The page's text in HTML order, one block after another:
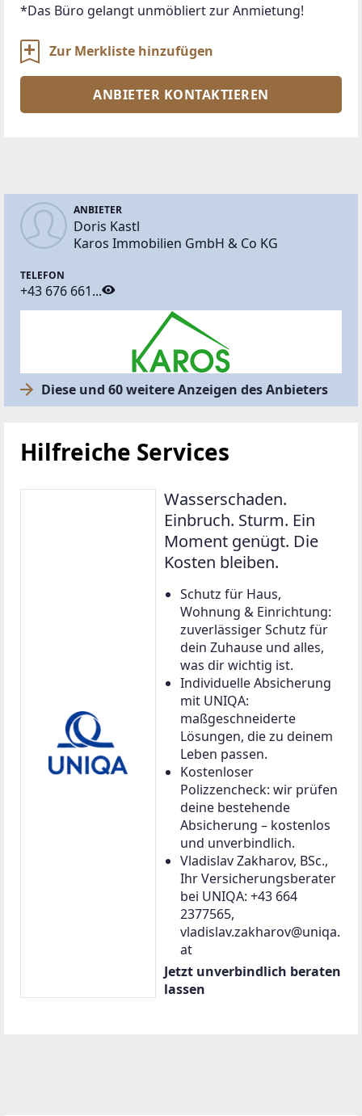
Zur Merkliste hinzufügen
ANBIETER KONTAKTIEREN
ANBIETER
Doris Kastl
Karos Immobilien GmbH & Co KG
TELEFON
+43 676 661...
Diese und 60 weitere Anzeigen des Anbieters
Hilfreiche Services
Wasserschaden.
Einbruch. Sturm. Ein
Moment genügt. Die
Kosten bleiben.
Schutz für Haus,
Wohnung & Einrichtung:
zuverlässiger Schutz für
dein Zuhause und alles,
was dir wichtig ist.
Individuelle Absicherung
mit UNIQA:
maßgeschneiderte
Lösungen, die zu deinem
Leben passen.
Kostenloser
Polizzencheck: wir prüfen
deine bestehende
Absicherung – kostenlos
und unverbindlich.
Vladislav Zakharov, BSc.,
Ihr Versicherungsberater
bei UNIQA: +43 664
2377565,
vladislav.zakharov@uniqa.
at
Jetzt unverbindlich beraten
lassen